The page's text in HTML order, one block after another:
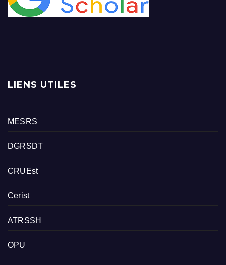
LIENS UTILES
MESRS
DGRSDT
CRUEst
Cerist
ATRSSH
OPU